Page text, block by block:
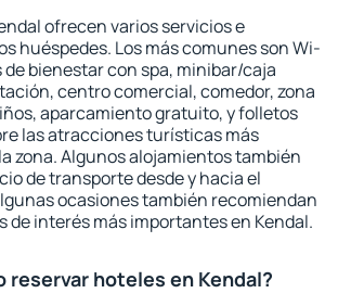
ofrecen varios servicios e
huéspedes. Los más comunes son Wi-
de bienestar con spa, minibar/caja
centro comercial, comedor, zona
aparcamiento gratuito, y folletos
las atracciones turísticas más
zona. Algunos alojamientos también
de transporte desde y hacia el
ocasiones también recomiendan
de interés más importantes en Kendal.
reservar hoteles en Kendal?